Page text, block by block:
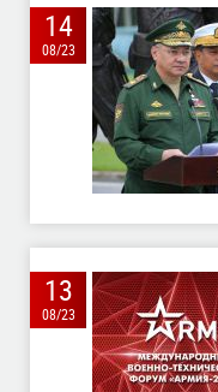
14
08/23
13
08/23